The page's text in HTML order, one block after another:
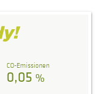
CO-Emissionen
0,05 %